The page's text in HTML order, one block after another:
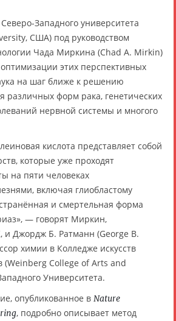
Западного университета
США) под руководством
Чада Миркина (Chad A. Mirkin)
этих перспективных
на шаг ближе к решению
различных форм рака, генетических
нервной системы и многого
кислота представляет собой
которые уже проходят
на пяти человеках
включая глиобластому
и смертельная форма
— говорят Миркин,
и Джордж Б. Ратманн (George B.
химии в Колледже искусств
(Weinberg College of Arts and
Университета.
опубликованное в Nature
, подробно описывает метод